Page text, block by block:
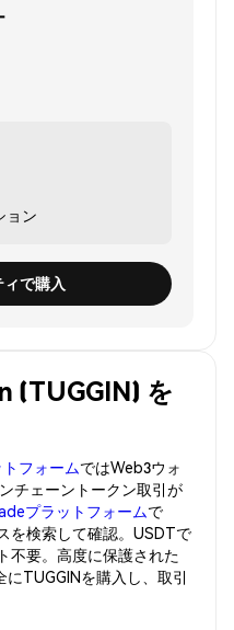
ョン
で購入
(TUGGIN) を
フォームではWeb3ウォ
チェーントークン取引が
プラットフォームで
を検索して確認。USDTで
不要。高度に保護された
TUGGINを購入し、取引